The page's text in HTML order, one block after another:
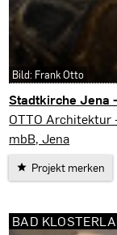
Stadtkirche Jena
Jena
OTTO
mbB, Jena
Projekt merken
Bild: Frank Otto
BAD